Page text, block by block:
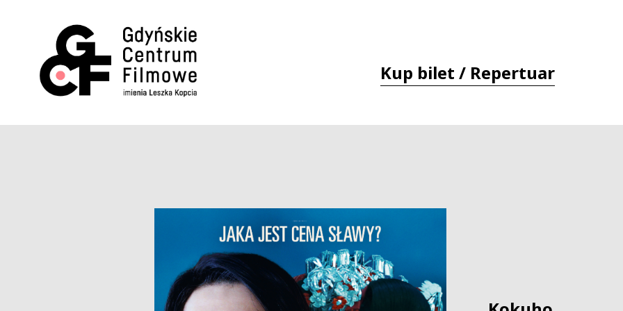
Kup bilet / Repertuar